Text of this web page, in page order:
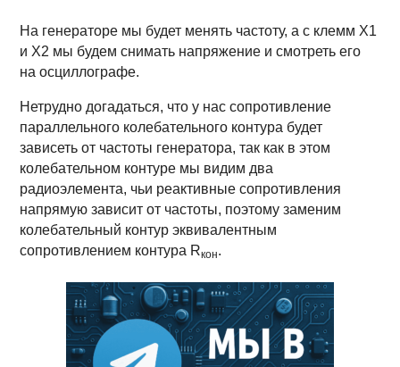
На генераторе мы будет менять частоту, а с клемм X1
и X2 мы будем снимать напряжение и смотреть его
на осциллографе.
Нетрудно догадаться, что у нас сопротивление
параллельного колебательного контура будет
зависеть от частоты генератора, так как в этом
колебательном контуре мы видим два
радиоэлемента, чьи реактивные сопротивления
напрямую зависит от частоты, поэтому заменим
колебательный контур эквивалентным
сопротивлением контура Rкон.